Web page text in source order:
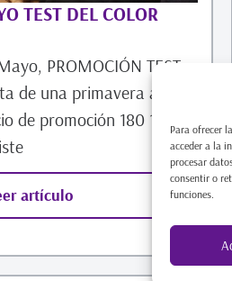
Para ofrecer
acceder a la
procesar
consentir o
funciones.
TEST DEL COLOR
PROMOCIÓN TEST
de una primavera a
de promoción 180 150
artículo